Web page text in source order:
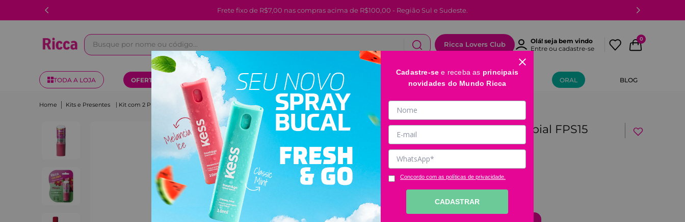
Frete fixo de R$7,00 nas compras acima de R$100,00 - Região Sul e Sudeste.
Busque por nome ou código...
Ricca Lovers Club
Olá! seja bem vindo
Entre ou cadastre-se
0
TODA A LOJA OFERTAS KITS CABELOS FACIAL E LABIAL BANHO E CORPO MÃOS E PÉS ORAL BLOG
Kits e Presentes
Kit com 2 Protetores solar labial FPS15
Melancia Ricca
Código:ML097
Clique e veja!
R$ ,80
Cadastre-se e receba as principais
novidades do Mundo Ricca
Concordo com as políticas de privacidade.
CADASTRAR